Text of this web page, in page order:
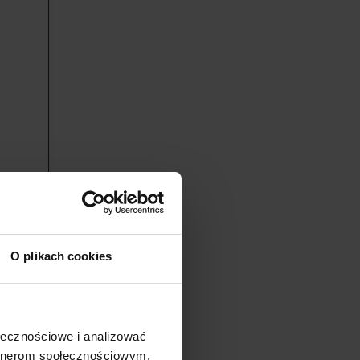
O plikach cookies
i analizować
społecznościowym,